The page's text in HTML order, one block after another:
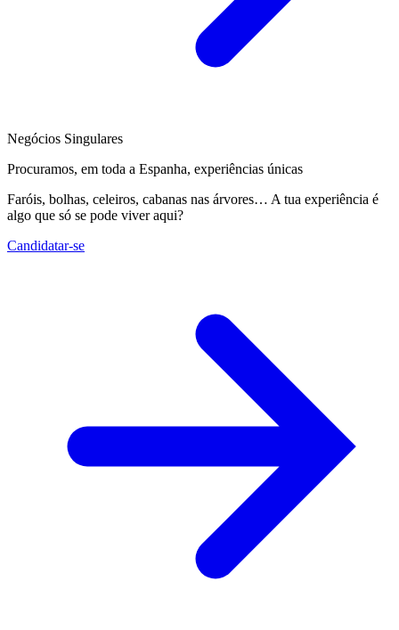
Negócios Singulares
Procuramos, em toda a Espanha, experiências únicas
Faróis, bolhas, celeiros, cabanas nas árvores… A tua experiência é
algo que só se pode viver aqui?
Candidatar-se